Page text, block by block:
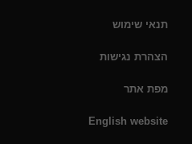
תנאי שימוש
הצהרת נגישות
מפת אתר
English website